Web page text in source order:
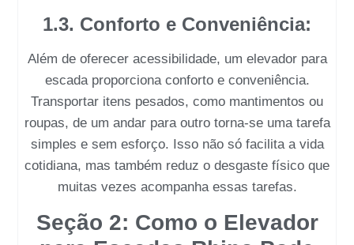
1.3. Conforto e Conveniência:
Além de oferecer acessibilidade, um elevador para
escadaproporciona conforto e conveniência.
Transportar itens pesados, como mantimentos ou
roupas, de um andar para outro torna-se uma tarefa
simples e sem esforço. Isso não só facilita a vida
cotidiana, mas também reduz o desgaste físico que
muitas vezes acompanha essas tarefas.
Seção 2: Como o Elevador